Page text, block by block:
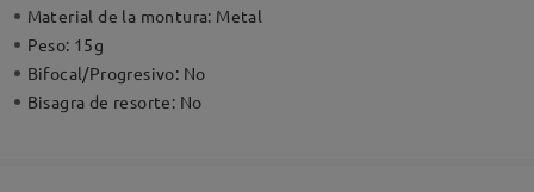
Material de la montura: Metal
Peso: 15g
Bifocal/Progresivo: No
Bisagra de resorte: No